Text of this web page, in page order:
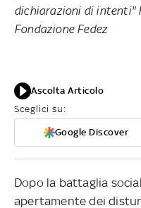
dichiarazioni di intenti"
Fondazione Fedez
Ascolta Articolo
Sceglici su:
Google Discover
Dopo la battaglia
apertamente dei